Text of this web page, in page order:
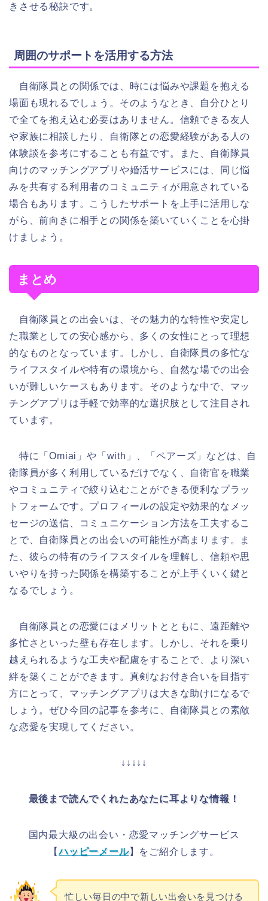
きさせる秘訣です。
周囲のサポートを活用する方法
自衛隊員との関係では、時には悩みや課題を抱える
場面も現れるでしょう。そのようなとき、自分ひとり
で全てを抱え込む必要はありません。信頼できる友人
や家族に相談したり、自衛隊との恋愛経験がある人の
体験談を参考にすることも有益です。また、自衛隊員
向けのマッチングアプリや婚活サービスには、同じ悩
みを共有する利用者のコミュニティが用意されている
場合もあります。こうしたサポートを上手に活用しな
がら、前向きに相手との関係を築いていくことを心掛
けましょう。
まとめ
自衛隊員との出会いは、その魅力的な特性や安定し
た職業としての安心感から、多くの女性にとって理想
的なものとなっています。しかし、自衛隊員の多忙な
ライフスタイルや特有の環境から、自然な場での出会
いが難しいケースもあります。そのような中で、マッ
チングアプリは手軽で効率的な選択肢として注目され
ています。
特に「Omiai」や「with」、「ペアーズ」などは、自
衛隊員が多く利用しているだけでなく、自衛官を職業
やコミュニティで絞り込むことができる便利なプラッ
トフォームです。プロフィールの設定や効果的なメッ
セージの送信、コミュニケーション方法を工夫するこ
とで、自衛隊員との出会いの可能性が高まります。ま
た、彼らの特有のライフスタイルを理解し、信頼や思
いやりを持った関係を構築することが上手くいく鍵と
なるでしょう。
自衛隊員との恋愛にはメリットとともに、遠距離や
多忙さといった壁も存在します。しかし、それを乗り
越えられるような工夫や配慮をすることで、より深い
絆を築くことができます。真剣なお付き合いを目指す
方にとって、マッチングアプリは大きな助けになるで
しょう。ぜひ今回の記事を参考に、自衛隊員との素敵
な恋愛を実現してください。
↓↓↓↓↓
最後まで読んでくれたあなたに耳よりな情報！
国内最大級の出会い・恋愛マッチングサービス
【ハッピーメール】をご紹介します。
忙しい毎日の中で新しい出会いを見つける